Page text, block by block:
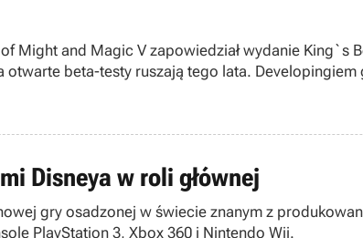
Might and Magic V zapowiedział wydanie King`s
beta-testy ruszają tego lata.
Disneya w roli głównej
gry osadzonej w świecie znanym z
PlayStation 3, Xbox 360 i Nintendo Wii.